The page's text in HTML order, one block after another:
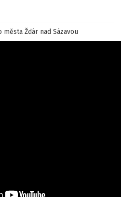
města Žďár nad Sázavou